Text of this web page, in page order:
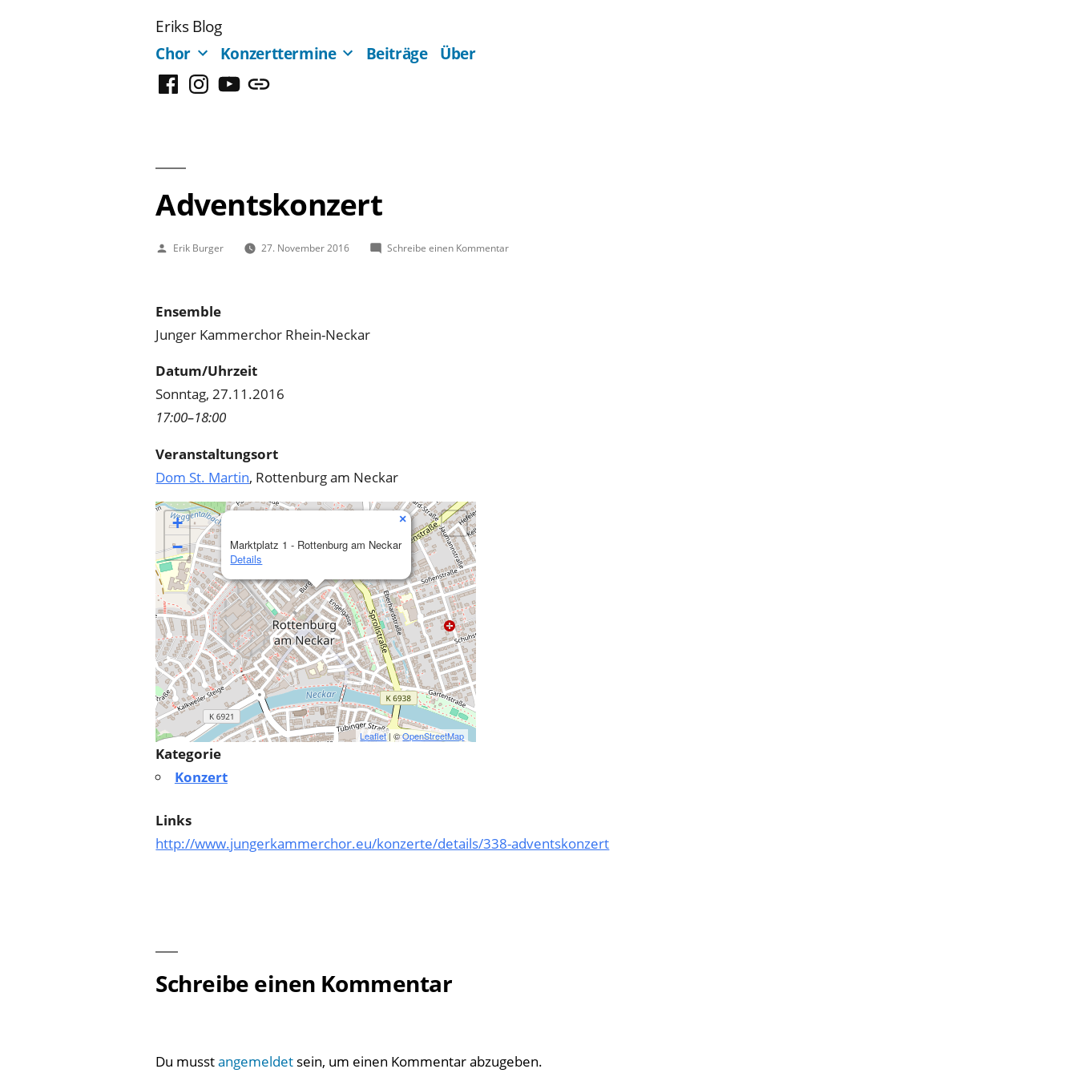
Eriks Blog
Chor
Konzerttermine Beiträge Über
FacebookInstagram
YouTubeMastodon
Adventskonzert
Veröffentlicht
Erik Burger 27. November 2016 Schreibe einen Kommentarzu
Ensemble
Junger Kammerchor Rhein-Neckar
Datum/Uhrzeit
Sonntag, 27.11.2016
17:00–18:00
Veranstaltungsort
Dom St. Martin, Rottenburg am Neckar
Marktplatz 1 - Rottenburg am Neckar
Details
×
+
−
Leaflet| ©OpenStreetMap
Kategorie
Konzert
Links
http://www.jungerkammerchor.eu/konzerte/details/338-adventskonzert
Schreibe einen Kommentar
Du musstangemeldet sein, um einen Kommentar abzugeben.